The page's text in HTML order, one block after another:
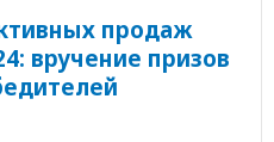
продаж
вручение призов